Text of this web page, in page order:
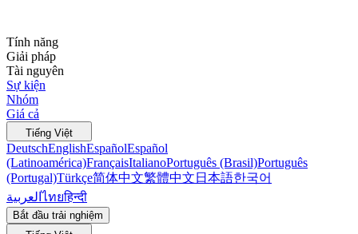
Tính năng
Giải pháp
Tài nguyên
Sự kiện
Nhóm
Giá cả
Tiếng Việt
DeutschEnglishEspañolEspañol
(Latinoamérica)FrançaisItalianoPortuguês (Brasil)Português
(Portugal)Türkçe简体中文繁體中文 日本語한국어
العربيةไทยहिन्दी
Bắt đầu trải nghiệm